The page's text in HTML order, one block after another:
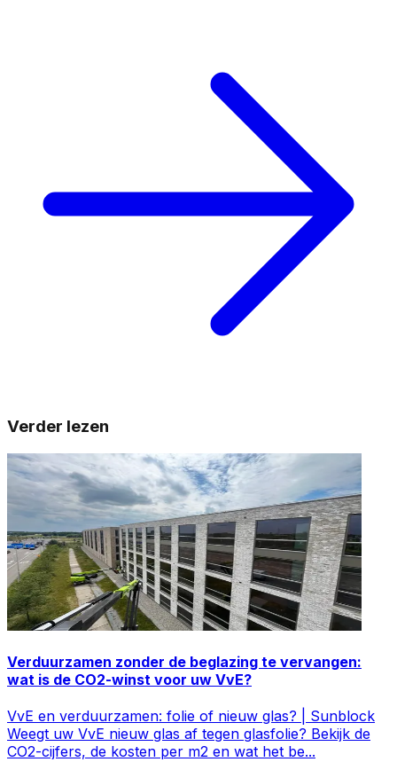
Verder lezen
Verduurzamen zonder de beglazing te vervangen:
wat is de CO2-winst voor uw VvE?
VvE en verduurzamen: folie of nieuw glas? | Sunblock
Weegt uw VvE nieuw glas af tegen glasfolie? Bekijk de
CO2-cijfers, de kosten per m2 en wat het be...